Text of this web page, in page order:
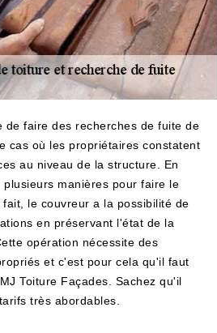
de faire des recherches de fuite de
cas où les propriétaires constatent
au niveau de la structure. En
plusieurs manières pour faire le
le couvreur a la possibilité de
en préservant l'état de la
opération nécessite des
et c'est pour cela qu'il faut
Toiture Façades. Sachez qu'il
très abordables.